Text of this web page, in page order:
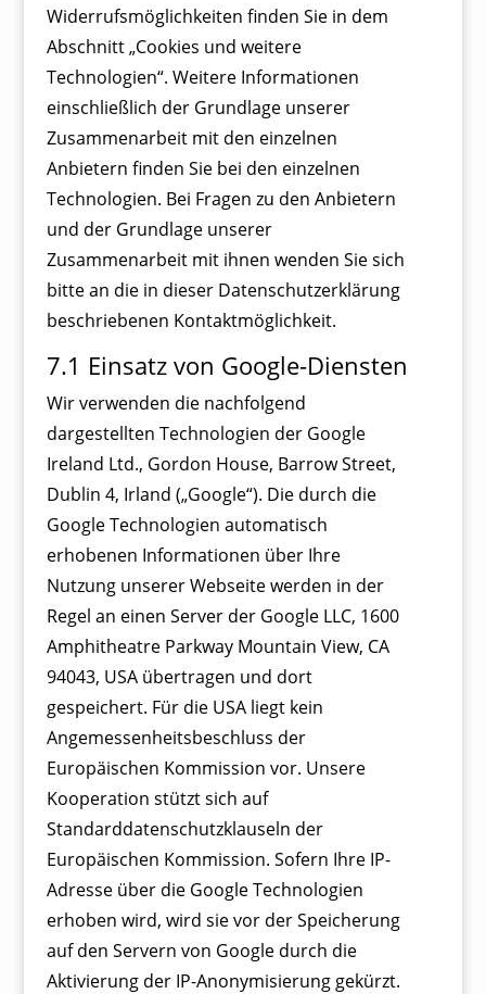
Widerrufsmöglichkeiten finden Sie in dem
Abschnitt „Cookies und weitere
Technologien“. Weitere Informationen
einschließlich der Grundlage unserer
Zusammenarbeit mit den einzelnen
Anbietern finden Sie bei den einzelnen
Technologien. Bei Fragen zu den Anbietern
und der Grundlage unserer
Zusammenarbeit mit ihnen wenden Sie sich
bitte an die in dieser Datenschutzerklärung
beschriebenen Kontaktmöglichkeit.
7.1 Einsatz von Google-Diensten
Wir verwenden die nachfolgend
dargestellten Technologien der Google
Ireland Ltd., Gordon House, Barrow Street,
Dublin 4, Irland („Google“). Die durch die
Google Technologien automatisch
erhobenen Informationen über Ihre
Nutzung unserer Webseite werden in der
Regel an einen Server der Google LLC, 1600
Amphitheatre Parkway Mountain View, CA
94043, USA übertragen und dort
gespeichert. Für die USA liegt kein
Angemessenheitsbeschluss der
Europäischen Kommission vor. Unsere
Kooperation stützt sich auf
Standarddatenschutzklauseln der
Europäischen Kommission. Sofern Ihre IP-
Adresse über die Google Technologien
erhoben wird, wird sie vor der Speicherung
auf den Servern von Google durch die
Aktivierung der IP-Anonymisierung gekürzt.